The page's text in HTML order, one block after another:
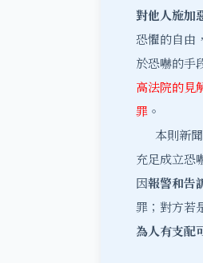
對他人施加
恐懼的自由
於恐嚇的手
高法院的見
罪 。
本則新聞
充足成立恐
因報警和告
罪；對方若
為人有支配